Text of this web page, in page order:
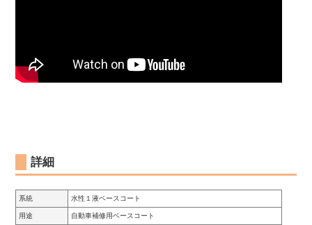
詳細
系統 水性１液ベースコート
用途 自動車補修用ベースコート